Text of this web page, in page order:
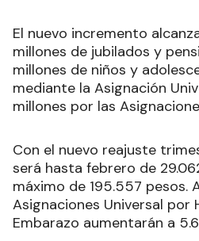
El nuevo incremento
millones de jubilados y
millones de niños y
mediante la Asignación
millones por las
Con el nuevo reajuste
será hasta febrero de
máximo de 195.557 pesos.
Asignaciones Universal por
Embarazo aumentarán a